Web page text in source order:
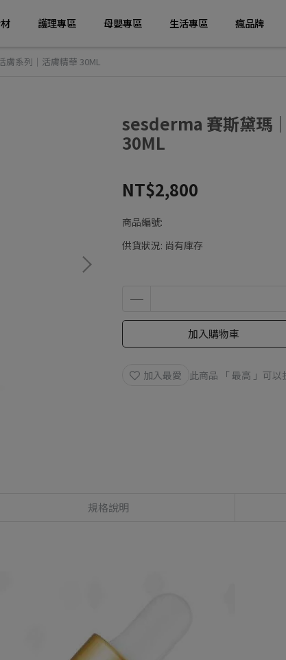
護理專區 母嬰專區 生活專區 瘋品牌
系列｜活膚精華 30ML
sesderma 賽斯黛瑪
30ML
NT$2,800
商品編號:
供貨狀況: 尚有庫存
加入購物車
加入最愛 此商品 「 最高 」可以
規格說明